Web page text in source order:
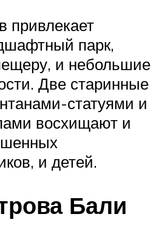
привлекает
парк,
и небольшие
Две старинные
статуями и
восхищают и
и детей.
Бали